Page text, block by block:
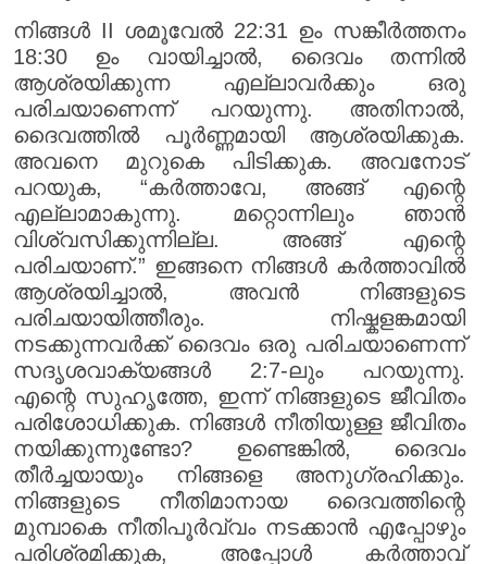
നിങ്ങൾ II ശമൂവേൽ 22:31 ഉം സങ്കീർത്തനം
18:30 ഉം വായിച്ചാൽ, ദൈവം തന്നിൽ
ആശ്രയിക്കുന്ന എല്ലാവർക്കും ഒരു
പരിചയാണെന്ന് പറയുന്നു. അതിനാൽ,
ദൈവത്തിൽ പൂർണ്ണമായി ആശ്രയിക്കുക.
അവനെ മുറുകെ പിടിക്കുക. അവനോട്
പറയുക, “കർത്താവേ, അങ്ങ് എന്റെ
എല്ലാമാകുന്നു. മറ്റൊന്നിലും ഞാൻ
വിശ്വസിക്കുന്നില്ല. അങ്ങ് എന്റെ
പരിചയാണ്.” ഇങ്ങനെ നിങ്ങൾ കർത്താവിൽ
ആശ്രയിച്ചാൽ, അവൻ നിങ്ങളുടെ
പരിചയായിത്തീരും. നിഷ്കളങ്കമായി
നടക്കുന്നവർക്ക് ദൈവം ഒരു പരിചയാണെന്ന്
സദൃശവാക്യങ്ങൾ 2:7-ലും പറയുന്നു.
എന്റെ സുഹൃത്തേ, ഇന്ന് നിങ്ങളുടെ ജീവിതം
പരിശോധിക്കുക. നിങ്ങൾ നീതിയുള്ള ജീവിതം
നയിക്കുന്നുണ്ടോ? ഉണ്ടെങ്കിൽ, ദൈവം
തീർച്ചയായും നിങ്ങളെ അനുഗ്രഹിക്കും.
നിങ്ങളുടെ നീതിമാനായ ദൈവത്തിന്റെ
മുമ്പാകെ നീതിപൂർവ്വം നടക്കാൻ എപ്പോഴും
പരിശ്രമിക്കുക, അപ്പോൾ കർത്താവ്